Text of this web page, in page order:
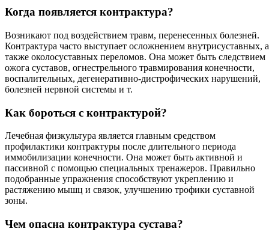
Когда появляется контрактура?
Возникают под воздействием травм, перенесенных болезней.
Контрактура часто выступает осложнением внутрисуставных, а
также околосуставных переломов. Она может быть следствием
ожога суставов, огнестрельного травмирования конечности,
воспалительных, дегенеративно-дистрофических нарушений,
болезней нервной системы и т.
Как бороться с контрактурой?
Лечебная физкультура является главным средством
профилактики контрактуры после длительного периода
иммобилизации конечности. Она может быть активной и
пассивной с помощью специальных тренажеров. Правильно
подобранные упражнения способствуют укреплению и
растяжению мышц и связок, улучшению трофики суставной
зоны.
Чем опасна контрактура сустава?